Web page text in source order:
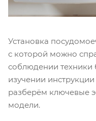
Установка
с которой можно
соблюдении техники
изучении
разберём ключевые
модели.